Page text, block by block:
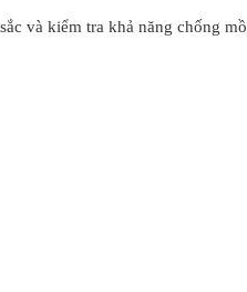
và kiểm tra khả năng chống mồ